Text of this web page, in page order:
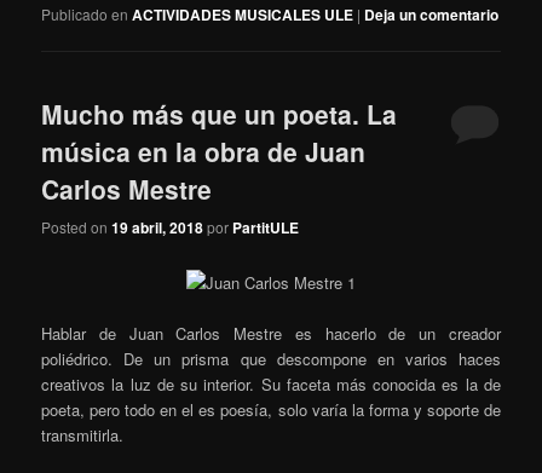
Publicado en ACTIVIDADES MUSICALES ULE | Deja un comentario
Mucho más que un poeta. La
música en la obra de Juan
Carlos Mestre
Posted on19 abril, 2018por PartitULE
Hablar de Juan Carlos Mestre es hacerlo de un creador
poliédrico. De un prisma que descompone en varios haces
creativos la luz de su interior. Su faceta más conocida es la de
poeta, pero todo en el es poesía, solo varía la forma y soporte de
transmitirla.